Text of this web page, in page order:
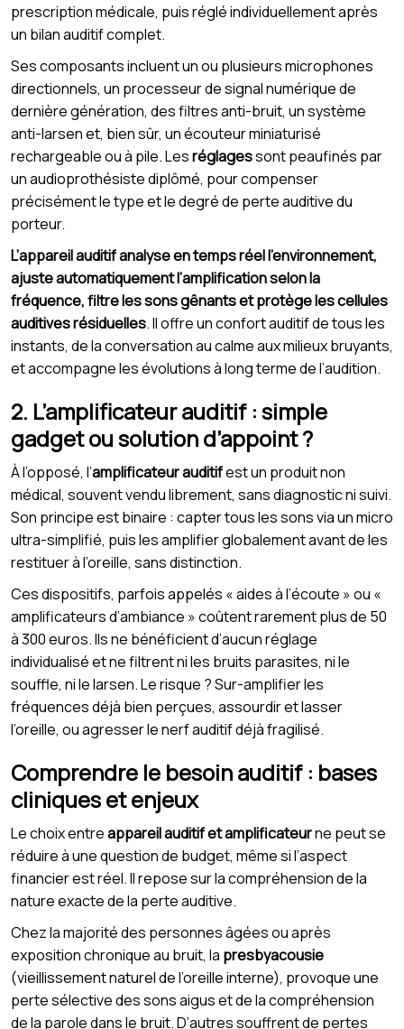
prescription médicale, puis réglé individuellement après
un bilan auditif complet.
Ses composants incluent un ou plusieurs microphones
directionnels, un processeur de signal numérique de
dernière génération, des filtres anti-bruit, un système
anti-larsen et, bien sûr, un écouteur miniaturisé
rechargeable ou à pile. Lesréglagessont peaufinés par
un audioprothésiste diplômé, pour compenser
précisément le type et le degré de perte auditive du
porteur.
L’appareil auditif analyse en temps réel l’environnement,
ajuste automatiquement l’amplification selon la
fréquence, filtre les sons gênants et protège les cellules
auditives résiduelles. Il offre un confort auditif de tous les
instants, de la conversation au calme aux milieux bruyants,
et accompagne les évolutions à long terme de l’audition.
2. L’amplificateur auditif : simple
gadget ou solution d’appoint ?
À l’opposé, l’amplificateur auditifest un produit non
médical, souvent vendu librement, sans diagnostic ni suivi.
Son principe est binaire : capter tous les sons via un micro
ultra-simplifié, puis les amplifier globalement avant de les
restituer à l’oreille, sans distinction.
Ces dispositifs, parfois appelés « aides à l’écoute » ou «
amplificateurs d’ambiance » coûtent rarement plus de 50
à 300 euros. Ils ne bénéficient d’aucun réglage
individualisé et ne filtrent ni les bruits parasites, ni le
souffle, ni le larsen. Le risque ? Sur-amplifier les
fréquences déjà bien perçues, assourdir et lasser
l’oreille, ou agresser le nerf auditif déjà fragilisé.
Comprendre le besoin auditif : bases
cliniques et enjeux
Le choix entreappareil auditif et amplificateurne peut se
réduire à une question de budget, même si l’aspect
financier est réel. Il repose sur la compréhension de la
nature exacte de la perte auditive.
Chez la majorité des personnes âgées ou après
exposition chronique au bruit, la presbyacousie
(vieillissement naturel de l’oreille interne), provoque une
perte sélective des sons aigus et de la compréhension
de la parole dans le bruit. D’autres souffrent de pertes